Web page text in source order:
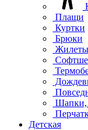
Плащи
Куртки
Брюки
Жилеты
Шапки,
Детская